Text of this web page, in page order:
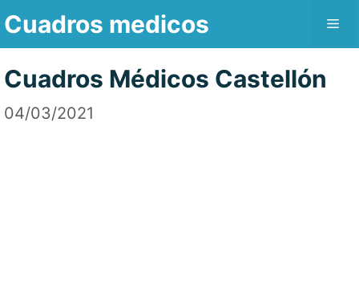
Saltar
contenido
Cuadros medicos
Cuadros Médicos Castellón
04/03/2021